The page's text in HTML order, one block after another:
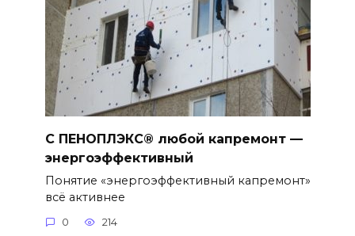
С ПЕНОПЛЭКС® любой капремонт —
энергоэффективный
Понятие «энергоэффективный капремонт»
всё активнее
0 214